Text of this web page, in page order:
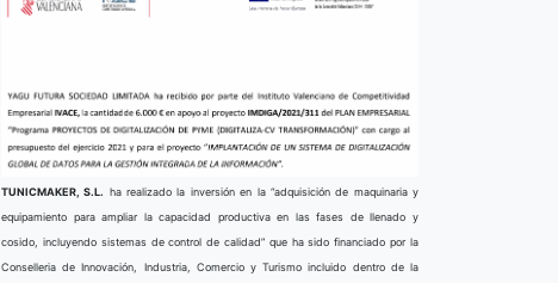
TUNICMAKER, S.L. ha realizado la inversión en la “adquisición de maquinaria y
equipamiento para ampliar la capacidad productiva en las fases de llenado y
cosido, incluyendo sistemas de control de calidad” que ha sido financiado por la
Conselleria de Innovación, Industria, Comercio y Turismo incluido dentro de la